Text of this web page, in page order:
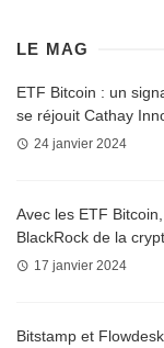
LE MAG
ETF Bitcoin : un
se réjouit Cathay
24 janvier 2024
Avec les ETF
BlackRock de la
17 janvier 2024
Bitstamp et